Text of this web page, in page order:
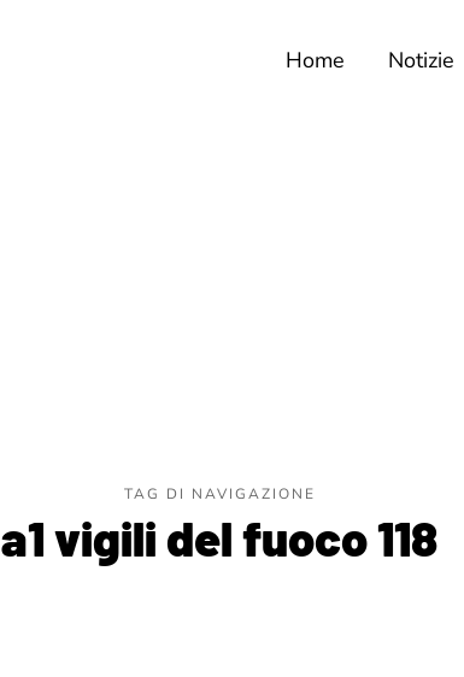
Home Notizie
TAG DI NAVIGAZIONE
a1 vigili del fuoco 118